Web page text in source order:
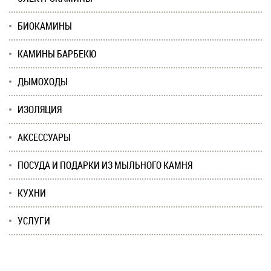
БИОКАМИНЫ
КАМИНЫ БАРБЕКЮ
ДЫМОХОДЫ
ИЗОЛЯЦИЯ
АКСЕССУАРЫ
ПОСУДА И ПОДАРКИ ИЗ МЫЛЬНОГО КАМНЯ
КУХНИ
УСЛУГИ